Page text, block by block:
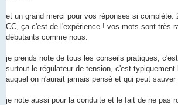
g
n
o
u
et un grand merci pour vos réponses si complète.
CC, ça c'est de l'expérience ! vos mots sont très
débutants comme nous.
je prends note de tous les conseils pratiques,
surtout le régulateur de tension, c'est typiquement
auquel on n'aurait jamais pensé et qui peut
je note aussi pour la conduite et le fait de ne pas